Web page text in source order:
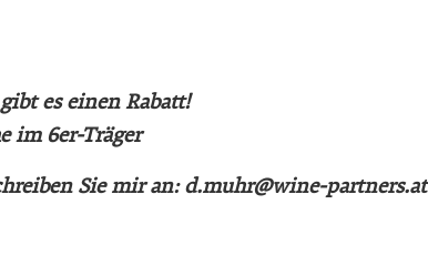
es einen Rabatt!
im 6er-Träger
Sie mir an: d.muhr@wine-partners.at